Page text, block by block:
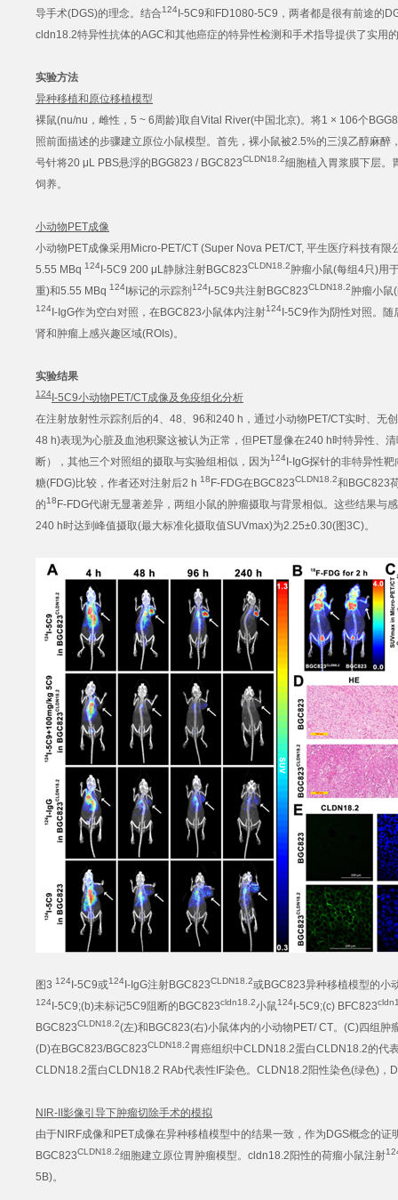
导手术(DGS)的理念。结合124 I-5C9和FD1080-5C9，两者都是很有前途的
cldn18.2特异性抗体的AGC和其他癌症的特异性检测和手术指导提供了实用
实验方法
异种移植和原位移植模型
裸鼠(nu/nu，雌性，5 ~ 6周龄)取自Vital River(中国北京)。将1 × 106个
照前面描述的步骤建立原位小鼠模型。首先，裸小鼠被2.5%的三溴乙醇麻
号针将20 μL PBS悬浮的BGG823 / BGC823CLDN18.2细胞植入胃浆膜下层。
饲养。
小动物PET成像
小动物PET成像采用Micro-PET/CT (Super Nova PET/CT, 平生医疗科技有
5.55 MBq 124 I-5C9 200 μL静脉注射BGC823CLDN18.2肿瘤小鼠(每组4只)用
重)和5.55 MBq 124 I标记的示踪剂 124 I-5C9共注射BGC823CLDN18.2肿瘤小鼠
124 I-IgG作为空白对照，在BGC823小鼠体内注射124 I-5C9作为阴性对照。
肾和肿瘤上感兴趣区域(ROIs)。
实验结果
124 I-5C9小动物PET/CT成像及免疫组化分析
在注射放射性示踪剂后的4、48、96和240 h，通过小动物PET/CT实时、无
48 h)表现为心脏及血池积聚这被认为正常，但PET显像在240 h时特异性、
断），其他三个对照组的摄取与实验组相似，因为124 I-IgG探针的非特异性
糖(FDG)比较，作者还对注射后2 h 18 F-FDG在BGC823CLDN18.2和BGC823
的18 F-FDG代谢无显著差异，两组小鼠的肿瘤摄取与背景相似。这些结果
240 h时达到峰值摄取(最大标准化摄取值SUVmax)为2.25±0.30(图3C)。
图3 124 I-5C9或124 I-IgG注射BGC823CLDN18.2或BGC823异种移植模型的小
124 I-5C9;(b)未标记5C9阻断的BGC823cldn18.2小鼠124 I-5C9;(c) BFC823
BGC823CLDN18.2(左)和BGC823(右)小鼠体内的小动物PET/ CT。(C)四组
(D)在BGC823/BGC823CLDN18.2胃癌组织中CLDN18.2蛋白CLDN18.2的代
CLDN18.2蛋白CLDN18.2 RAb代表性IF染色。CLDN18.2阳性染色(绿色)，
NIR-II影像引导下肿瘤切除手术的模拟
由于NIRF成像和PET成像在异种移植模型中的结果一致，作为DGS概念的
BGC823CLDN18.2细胞建立原位胃肿瘤模型。cldn18.2阳性的荷瘤小鼠注射
5B)。